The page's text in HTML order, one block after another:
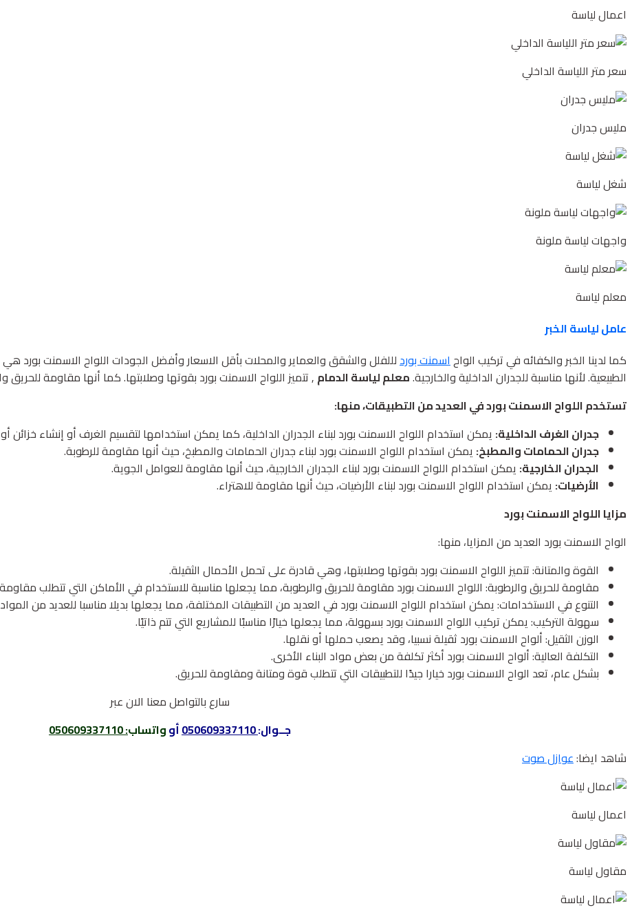
اعمال لياسة
سعر متر اللياسة الداخلي
مليس جدران
شغل لياسة
واجهات لياسة ملونة
معلم لياسة
عامل لياسة الخبر
كما لدينا الخبر والكفائه في تركيب الواحاسمنت بوردلللفلل والشقق والعماير والمحلات بأقل الاسعار وأفضل الجودات اللواح الاسمنت
الطبيعية. لأنها مناسبة للجدران الداخلية والخارجية.معلم لياسة الدمام , تتميز اللواح الاسمنت بورد بقوتها وصلابتها. كما أنها مقاومة للحريق
تستخدم اللواح الاسمنت بورد في العديد من التطبيقات، منها:
جدران الغرف الداخلية: يمكن استخدام اللواح الاسمنت بورد لبناء الجدران الداخلية، كما يمكن استخدامها لتقسيم الغرف أو إنشاء خزائن
جدران الحمامات والمطبخ: يمكن استخدام اللواح الاسمنت بورد لبناء جدران الحمامات والمطبخ، حيث أنها مقاومة للرطوبة.
الجدران الخارجية: يمكن استخدام اللواح الاسمنت بورد لبناء الجدران الخارجية، حيث أنها مقاومة للعوامل الجوية.
الأرضيات: يمكن استخدام اللواح الاسمنت بورد لبناء الأرضيات، حيث أنها مقاومة للاهتراء.
مزايا اللواح الاسمنت بورد
الواح الاسمنت بورد العديد من المزايا، منها:
القوة والمتانة: تتميز اللواح الاسمنت بورد بقوتها وصلابتها، وهي قادرة على تحمل الأحمال الثقيلة.
مقاومة للحريق والرطوبة: اللواح الاسمنت بورد مقاومة للحريق والرطوبة، مما يجعلها مناسبة للاستخدام في الأماكن التي تتطلب
التنوع في الاستخدامات: يمكن استخدام اللواح الاسمنت بورد في العديد من التطبيقات المختلفة، مما يجعلها بديلا مناسبا للعديد من
سهولة التركيب: يمكن تركيب اللواح الاسمنت بورد بسهولة، مما يجعلها خيارًا مناسبًا للمشاريع التي تتم ذاتيًا.
الوزن الثقيل: ألواح الاسمنت بورد ثقيلة نسبيا، وقد يصعب حملها أو نقلها.
التكلفة العالية: ألواح الاسمنت بورد أكثر تكلفة من بعض مواد البناء الأخرى.
بشكل عام، تعد الواح الاسمنت بورد خيارا جيدًا للتطبيقات التي تتطلب قوة ومتانة ومقاومة للحريق.
سارع بالتواصل معنا الان عبر
جــوال:050609337110 أوواتساب:
050609337110
شاهد ايضا:عوازل صوت
اعمال لياسة
مقاول لياسة